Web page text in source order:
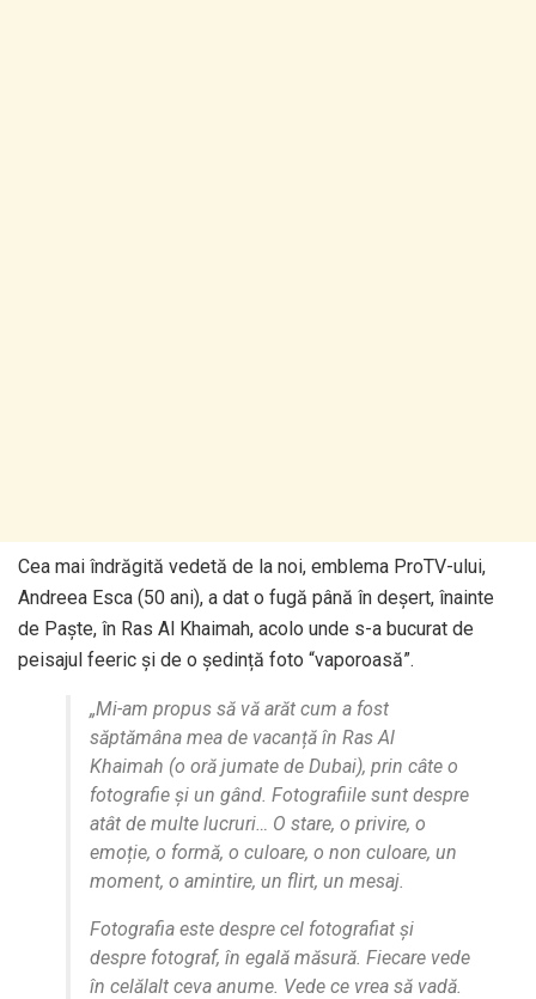
Cea mai îndrăgită vedetă de la noi, emblema ProTV-ului,
Andreea Esca (50 ani), a dat o fugă până în deșert, înainte
de Paște, în Ras Al Khaimah, acolo unde s-a bucurat de
peisajul feeric și de o ședință foto “vaporoasă”.
„Mi-am propus să vă arăt cum a fost
săptămâna mea de vacanță în Ras Al
Khaimah (o oră jumate de Dubai), prin câte o
fotografie și un gând. Fotografiile sunt despre
atât de multe lucruri… O stare, o privire, o
emoție, o formă, o culoare, o non culoare, un
moment, o amintire, un flirt, un mesaj.
Fotografia este despre cel fotografiat și
despre fotograf, în egală măsură. Fiecare vede
în celălalt ceva anume. Vede ce vrea să vadă.